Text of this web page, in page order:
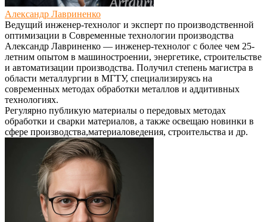
Александр Лавриненко
Ведущий инженер-технолог и эксперт по производственной
оптимизации в Современные технологии производства
Александр Лавриненко — инженер-технолог с более чем 25-
летним опытом в машиностроении, энергетике, строительстве
и автоматизации производства. Получил степень магистра в
области металлургии в МГТУ, специализируясь на
современных методах обработки металлов и аддитивных
технологиях.
Регулярно публикую материалы о передовых методах
обработки и сварки материалов, а также освещаю новинки в
сфере производства,материаловедения, строительства и др.